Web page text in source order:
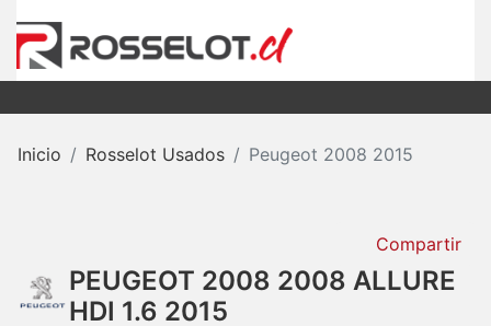
Inicio Rosselot Usados Peugeot 2008 2015
Compartir
PEUGEOT 2008 2008 ALLURE
HDI 1.6 2015